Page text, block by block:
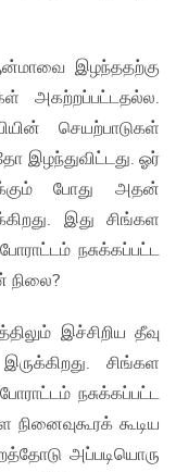
இழந்ததற்கு
அகற்றப்பட்டதல்ல.
செயற்பாடுகள்
இழந்துவிட்டது. ஓர்
போது அதன்
இது சிங்கள
நசுக்கப்பட்ட
நிலை?
இச்சிறிய தீவு
சிங்கள
நசுக்கப்பட்ட
கூடிய
அப்படியொரு